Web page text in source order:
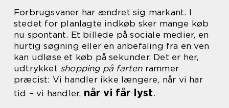
Forbrugsvaner har ændret sig markant. I
stedet for planlagte indkøb sker mange køb
nu spontant. Et billede på sociale medier, en
hurtig søgning eller en anbefaling fra en ven
kan udløse et køb på sekunder. Det er her,
udtrykket shopping på fartenrammer
præcist: Vi handler ikke længere, når vi har
tid – vi handler, når vi får lyst.